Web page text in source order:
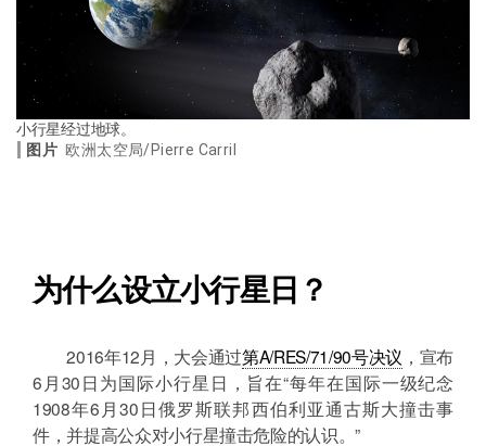
小行星经过地球。
图片 欧洲太空局/Pierre Carril
为什么设立小行星日？
2016年12月，大会通过第A/RES/71/90号决议 ，宣布
6月30日为国际小行星日，旨在“每年在国际一级纪念
1908年6月30日俄罗斯联邦西伯利亚通古斯大撞击事
件，并提高公众对小行星撞击危险的认识。”